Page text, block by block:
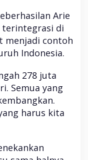
Arie
terintegrasi di
menjadi contoh
Indonesia.
278 juta
Semua yang
harus kita